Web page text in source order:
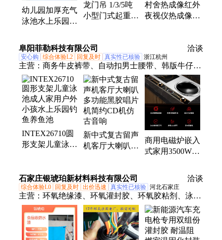
幼儿园加厚充气
泳池水上乐园摆
鱼池广场大型游
泳池
龙门吊 1/3/5吨
小型门式起重机
移
村舍热成像红外
夜视仪热成像仪
阜阳菲勒科技有限公司
洽谈
安心购 综合体验L2 回复及时 真实性已核验 浙江杭州
主营： 商务牛皮裤带、自动扣男士腰带、韩版牛仔裤
裤带
INTEX26710圆
形支架儿童泳池
养鱼池
新中式复古留声
机客厅大喇叭多
音响
商用电磁炉嵌入
式家用3500W平
大功率5000W饭
店双灶
石家庄银琥珀新材料科技有限公司 洽谈
综合体验L0 回复及时 出价迅速 真实性已核验 河北石家庄
主营： 环氧绝缘漆、环氧灌封胶、环氧胶粘剂、泳池
漆、建筑胶粘剂、环氧预浸料